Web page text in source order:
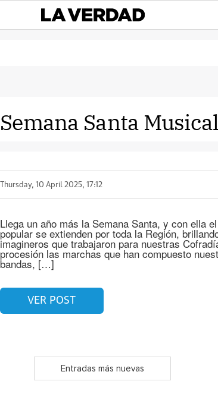
Semana Santa Musical
Thursday, 10 April 2025, 17:12
Llega un año más la Semana Santa, y con ella
popular se extienden por toda la Región,
imagineros que trabajaron para nuestras
procesión las marchas que han compuesto
bandas, […]
VER POST
Entradas más nuevas